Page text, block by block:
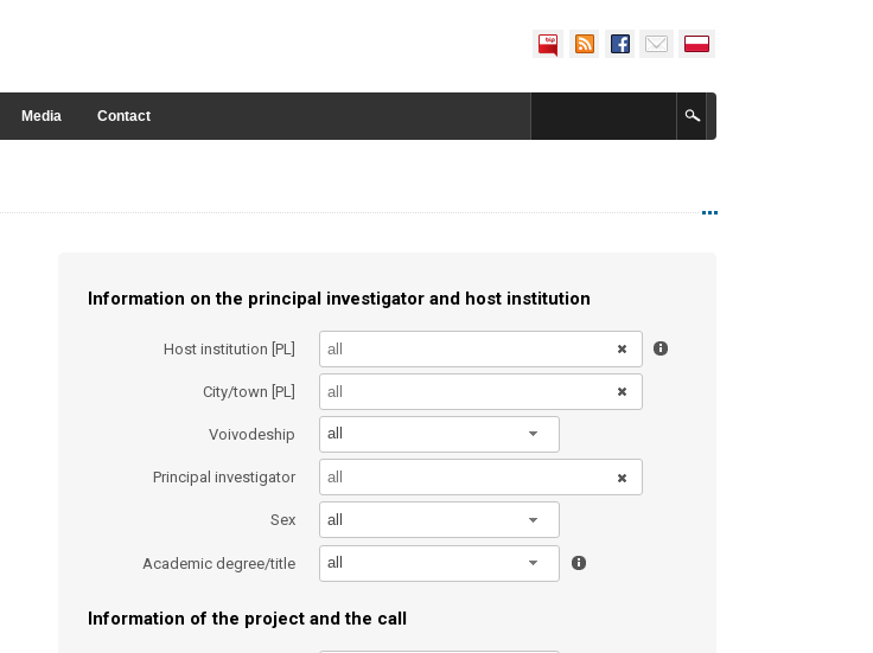
Media Contact
Information on the principal investigator and host institution
Host institution [PL]
City/town [PL]
Voivodeship all
Principal investigator
Sex all
Academic degree/title all
Information of the project and the call